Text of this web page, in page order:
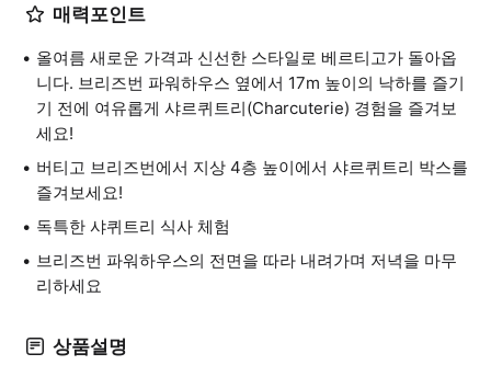
매력포인트
올여름 새로운 가격과 신선한 스타일로 베르티고가 돌아옵
니다. 브리즈번 파워하우스 옆에서 17m 높이의 낙하를 즐기
기 전에 여유롭게 샤르퀴트리(Charcuterie) 경험을 즐겨보
세요!
버티고 브리즈번에서 지상 4층 높이에서 샤르퀴트리 박스를
즐겨보세요!
독특한 샤퀴트리 식사 체험
브리즈번 파워하우스의 전면을 따라 내려가며 저녁을 마무
리하세요
상품설명